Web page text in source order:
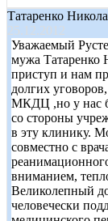
Татаренко
25.12.2012
Уважаемый
мужа Татаренко
приступ и нам
долгих
МКДЦ ,но у нас
со стороны
в эту клинику.
совместно с
вниманием,
Великолепный
человечески